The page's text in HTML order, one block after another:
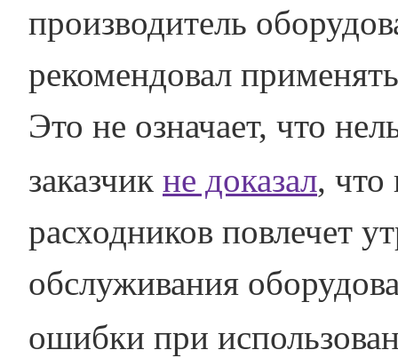
производитель
рекомендовал
Это не означает, что
заказчик не доказал, что
расходников повлечет
обслуживания
ошибки при